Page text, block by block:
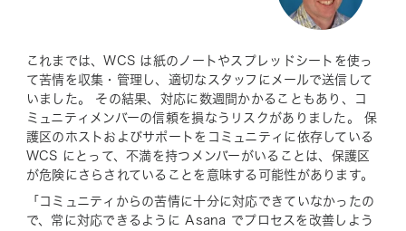
これまでは、WCS は紙のノートやスプレッドシートを使っ
て苦情を収集・管理し、適切なスタッフにメールで送信して
いました。 その結果、対応に数週間かかることもあり、コ
ミュニティメンバーの信頼を損なうリスクがありました。 保
護区のホストおよびサポートをコミュニティに依存している
WCS にとって、不満を持つメンバーがいることは、保護区
が危険にさらされていることを意味する可能性があります。
「コミュニティからの苦情に十分に対応できていなかったの
で、常に対応できるように Asana でプロセスを改善しよう